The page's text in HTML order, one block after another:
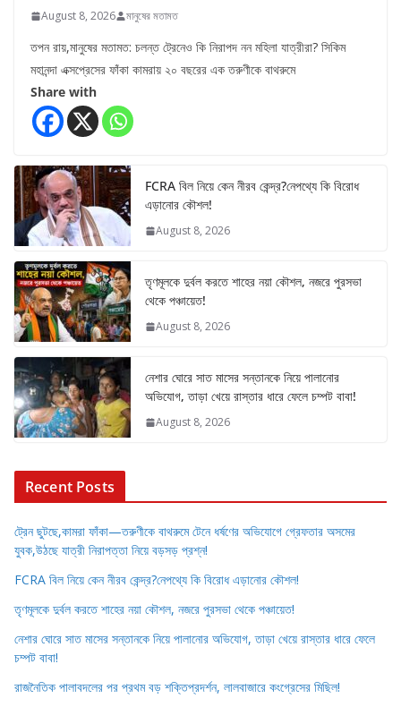
August 8, 2026 মানুষের মতামত
তপন রায়,মানুষের মতামত: চলন্ত ট্রেনেও কি নিরাপদ নন মহিলা যাত্রীরা? সিকিম
মহানন্দা এক্সপ্রেসের ফাঁকা কামরায় ২০ বছরের এক তরুণীকে বাথরুমে
Share with
FCRA বিল নিয়ে কেন নীরব কেন্দ্র?নেপথ্যে কি বিরোধ
এড়ানোর কৌশল!
August 8, 2026
তৃণমূলকে দুর্বল করতে শাহের নয়া কৌশল, নজরে পুরসভা
থেকে পঞ্চায়েত!
August 8, 2026
নেশার ঘোরে সাত মাসের সন্তানকে নিয়ে পালানোর
অভিযোগ, তাড়া খেয়ে রাস্তার ধারে ফেলে চম্পট বাবা!
August 8, 2026
Recent Posts
ট্রেন ছুটছে,কামরা ফাঁকা—তরুণীকে বাথরুমে টেনে ধর্ষণের অভিযোগে গ্রেফতার অসমের
যুবক,উঠছে যাত্রী নিরাপত্তা নিয়ে বড়সড় প্রশ্ন!
FCRA বিল নিয়ে কেন নীরব কেন্দ্র?নেপথ্যে কি বিরোধ এড়ানোর কৌশল!
তৃণমূলকে দুর্বল করতে শাহের নয়া কৌশল, নজরে পুরসভা থেকে পঞ্চায়েত!
নেশার ঘোরে সাত মাসের সন্তানকে নিয়ে পালানোর অভিযোগ, তাড়া খেয়ে রাস্তার ধারে ফেলে
চম্পট বাবা!
রাজনৈতিক পালাবদলের পর প্রথম বড় শক্তিপ্রদর্শন, লালবাজারে কংগ্রেসের মিছিল!